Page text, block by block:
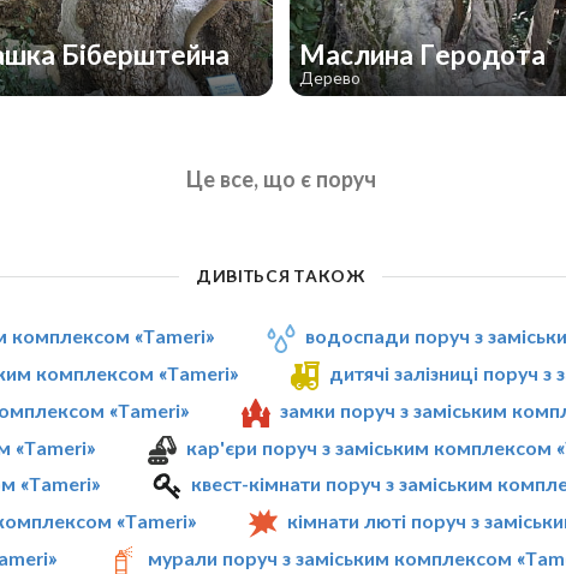
Біберштейна Маслина Геродота
Дерево
Це все, що є поруч
ДИВІТЬСЯ ТАКОЖ
комплексом «Tameri»
водоспади поруч з
комплексом «Tameri»
дитячі залізниці поруч
«Tameri»
замки поруч з заміським
«Tameri»
кар'єри поруч з заміським комплексом
«Tameri»
квест-кімнати поруч з заміським
«Tameri»
кімнати люті поруч з
мурали поруч з заміським комплексом